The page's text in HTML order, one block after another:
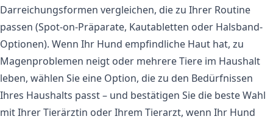
Darreichungsformen vergleichen, die zu Ihrer Routine
passen (Spot-on-Präparate, Kautabletten oder Halsband-
Optionen). Wenn Ihr Hund empfindliche Haut hat, zu
Magenproblemen neigt oder mehrere Tiere im Haushalt
leben, wählen Sie eine Option, die zu den Bedürfnissen
Ihres Haushalts passt – und bestätigen Sie die beste Wahl
mit Ihrer Tierärztin oder Ihrem Tierarzt, wenn Ihr Hund